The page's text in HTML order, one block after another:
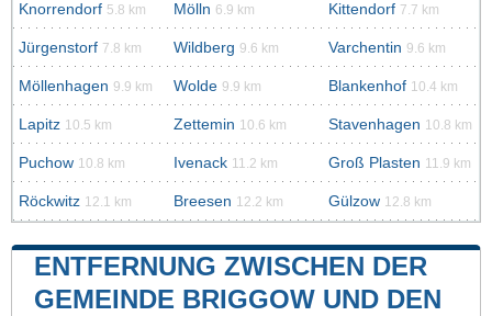
Knorrendorf 5.8 km Mölln 6.9 km Kittendorf 7.7 km
Jürgenstorf 7.8 km Wildberg 9.6 km Varchentin 9.6 km
Möllenhagen 9.9 km Wolde 9.9 km Blankenhof 10.4 km
Lapitz 10.5 km Zettemin 10.6 km Stavenhagen 10.8 km
Puchow 10.8 km Ivenack 11.2 km Groß Plasten 11.9 km
Röckwitz 12.1 km Breesen 12.2 km Gülzow 12.8 km
ENTFERNUNG ZWISCHEN DER
GEMEINDE BRIGGOW UND DEN